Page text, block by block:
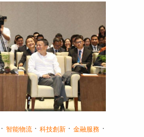
· 智能物流 · 科技創新 · 金融服務 ·